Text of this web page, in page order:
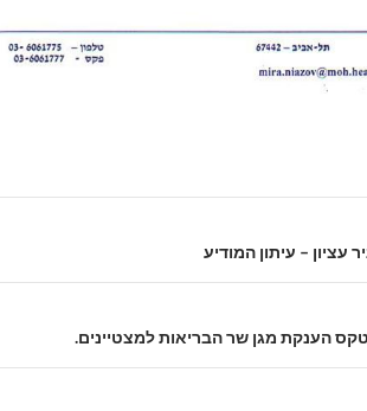
עציון – עיתון המודיע
הענקת מגן שר הבריאות למצטיינים.